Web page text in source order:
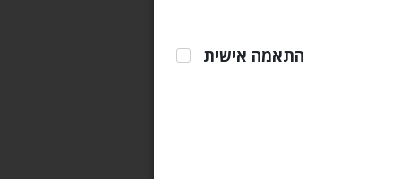
התאמה אישיתבעלי
הושקעו משאבים